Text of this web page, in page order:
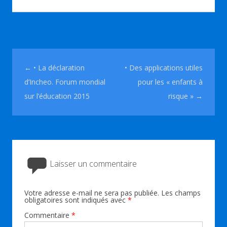
Navigation des articles
← • La déclaration
d’Incheo. Forum mondial
sur l’éducation 2015
• Des applications utiles
pour les « enfants à
risque » →
Laisser un commentaire
Votre adresse e-mail ne sera pas publiée. Les champs
obligatoires sont indiqués avec *
Commentaire *